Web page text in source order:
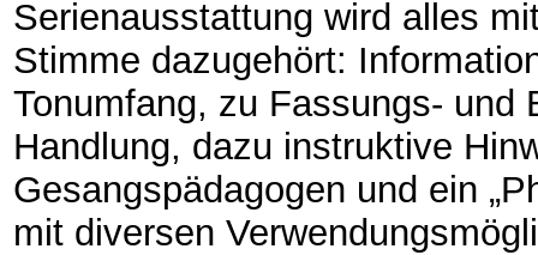
Serienausstattung wird alles
Stimme dazugehört:
Tonumfang, zu Fassungs- und
Handlung, dazu instruktive
Gesangspädagogen und ein
mit diversen